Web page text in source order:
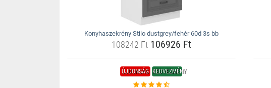
Konyhaszekrény Stilo dustgrey/fehér 60d 3s bb
108242 Ft106926 Ft
ÚJDONSÁG KEDVEZMÉNY